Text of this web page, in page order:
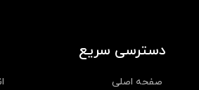
دسترسی سریع
صفحه اصلی